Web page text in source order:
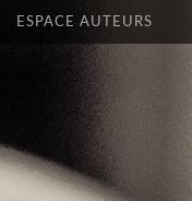
ESPACE AUTEURS